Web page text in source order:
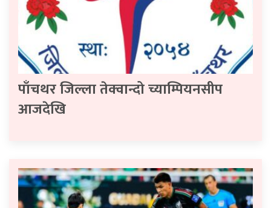
पाँचथर जिल्ला तेक्वान्दो च्याम्पियनसीप
आजदेखि